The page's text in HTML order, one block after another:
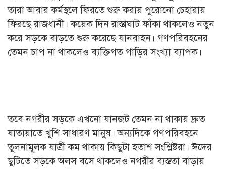
তারা আবার কর্মস্থলে ফিরতে শুরু করায় পুরোনো চেহারায়
ফিরছে রাজধানী। কয়েক দিন রাস্তাঘাট ফাঁকা থাকলেও নতুন
করে সড়কে বাড়তে শুরু করেছে যানবাহন। গণপরিবহনের
তেমন চাপ না থাকলেও ব্যক্তিগত গাড়ির সংখ্যা ব্যাপক।
তবে নগরীর সড়কে এখনো যানজট তেমন না থাকায় দ্রুত
যাতায়াতে খুশি সাধারণ মানুষ। অন্যদিকে গণপরিবহনে
তুলনামূলক যাত্রী কম থাকায় কিছুটা হতাশ সংশ্লিষ্টরা। ঈদের
ছুটিতে সড়কে অলস বসে থাকলেও নগরীর ব্যস্ততা বাড়ায়